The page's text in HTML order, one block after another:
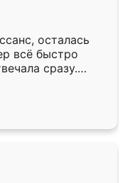
осталась
всё быстро
сразу.
подошёл к
Собрали
даже